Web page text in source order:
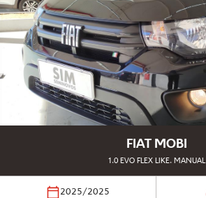
FIAT MOBI
1.0 EVO FLEX LIKE. MANUAL
2025/2025